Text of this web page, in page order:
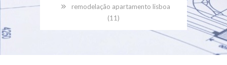
remodelação apartamento lisboa
(11)